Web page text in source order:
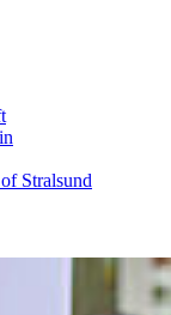
Stralsund